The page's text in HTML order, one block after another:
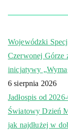
Wojewódzki
Czerwonej Górze
inicjatywy
6 sierpnia 2026
Jadłospis od
Światowy Dzień
jak najdłużej w